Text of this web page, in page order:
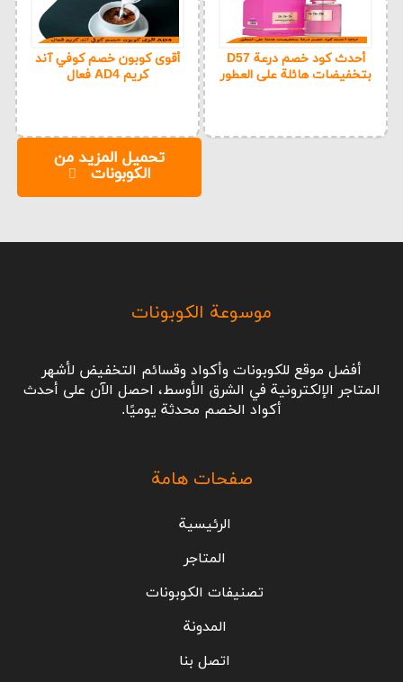
أحدث كود خصم درعة D57
بتخفيضات هائلة على العطور
أقوى كوبون خصم كوفي آند
كريم AD4 فعال
تحميل المزيد من
الكوبونات
موسوعة الكوبونات
أفضل موقع للكوبونات وأكواد وقسائم التخفيض لأشهر
المتاجر الإلكترونية في الشرق الأوسط، احصل الآن على أحدث
أكواد الخصم محدثة يوميًا.
صفحات هامة
الرئيسية
المتاجر
تصنيفات الكوبونات
المدونة
اتصل بنا